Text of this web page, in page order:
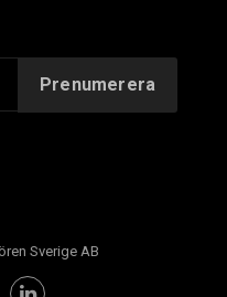
Sverige AB